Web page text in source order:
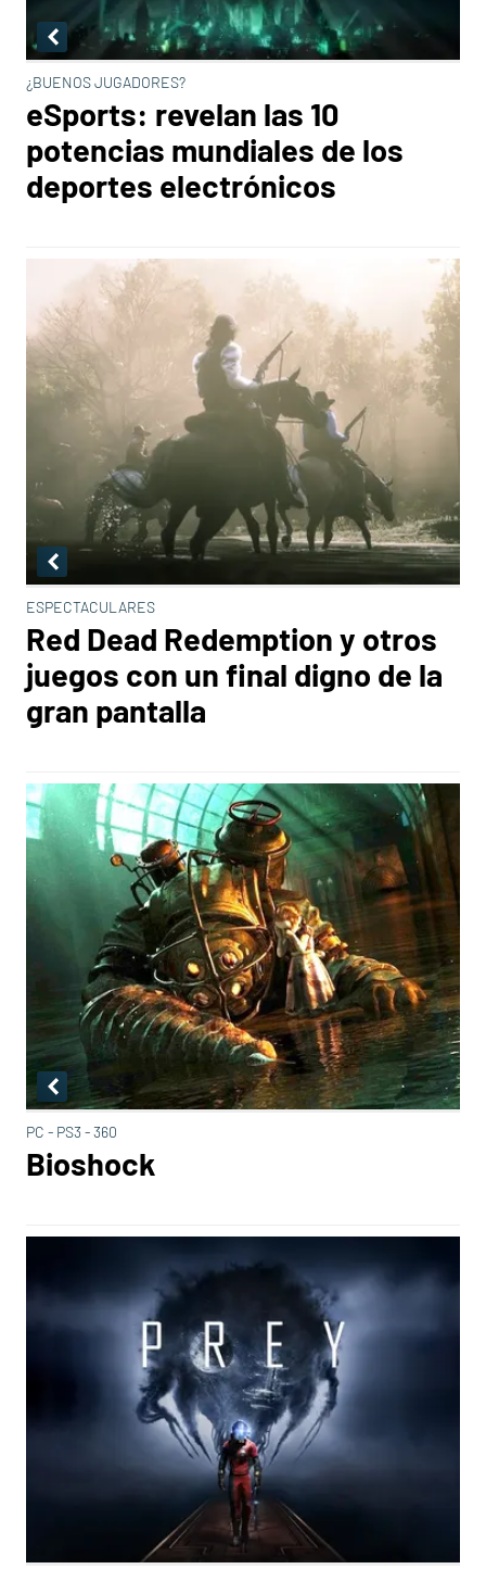
¿BUENOS JUGADORES?
eSports: revelan las 10
potencias mundiales de los
deportes electrónicos
ESPECTACULARES
Red Dead Redemption y otros
juegos con un final digno de la
gran pantalla
PC - PS3 - 360
Bioshock